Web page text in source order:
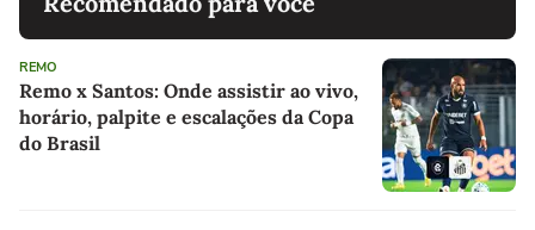
REMO
Remo x Santos: Onde assistir ao vivo,
horário, palpite e escalações da Copa
do Brasil